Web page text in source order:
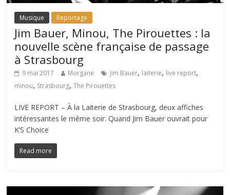
Musique Reportage
Jim Bauer, Minou, The Pirouettes : la
nouvelle scène française de passage
à Strasbourg
9 mai 2017 Morgane Jim Bauer, laiterie, live report,
minou, Strasbourg,The Pirouettes
LIVE REPORT – À la Laiterie de Strasbourg, deux affiches
intéressantes le même soir. Quand Jim Bauer ouvrait pour
K’S Choice
Read more